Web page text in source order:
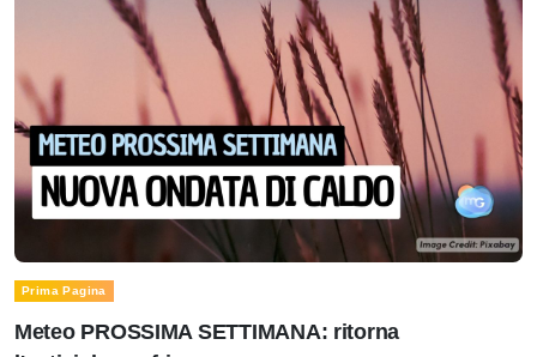
Prima Pagina
Meteo PROSSIMA SETTIMANA: ritorna